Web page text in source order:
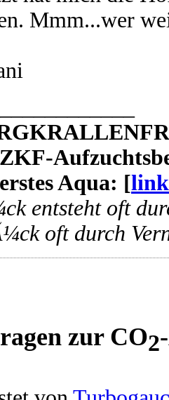
Mmm...wer
Aqua: [link
entsteht oft
oft durch
zur CO2